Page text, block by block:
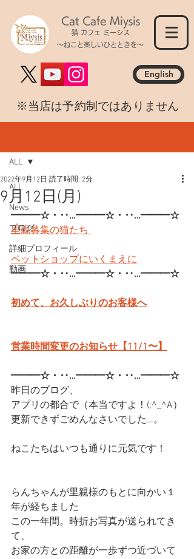
Cat Cafe Miysis
猫 カフェ ミーシス
～ねこと楽しいひとときを～
English
​※当店は予約制ではありません
ALL
News
ブログ
詳細プロフィール
動画
ALL
9月12日(月)
2022年9月12日 読了時間: 2分
━━━☆・‥…━━━☆・‥…━━━☆
里親募集の猫たち
ペットショップにいくまえに
━━━☆・‥…━━━☆・‥…━━━☆
初めて、お久しぶりのお客様へ
営業時間変更のお知らせ【11/1〜】
━━━☆・‥…━━━☆・‥…━━━☆
昨日のブログ、
アプリの都合で（本当ですよ！(;^_^A）
更新できずごめんなさいでした…。
ねこたちはいつも通りに元気です！
らんちゃんが里親様のもとに向かい１
年が経ちました
この一年間。時折お写真が送られてき
て、
お家の方との距離が一歩ずつ近づいて